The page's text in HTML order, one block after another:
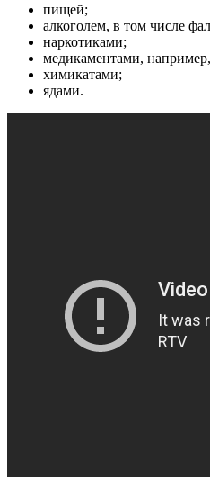
пищей;
алкоголем, в том числе
наркотиками;
медикаментами,
химикатами;
ядами.